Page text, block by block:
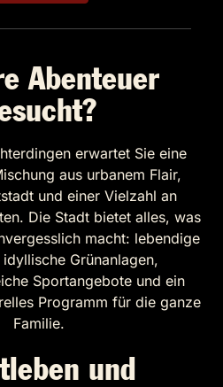
Abenteuer
erwartet Sie eine
aus urbanem Flair,
und einer Vielzahl an
Die Stadt bietet alles, was
macht: lebendige
Grünanlagen,
Sportangebote und ein
Programm für die ganze
Familie.
und